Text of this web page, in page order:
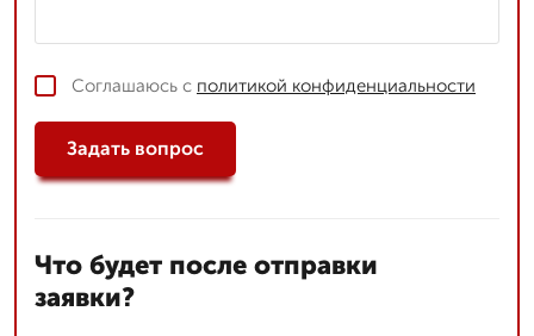
Соглашаюсь с политикой конфиденциальности
Задать вопрос
Что будет после отправки
заявки?